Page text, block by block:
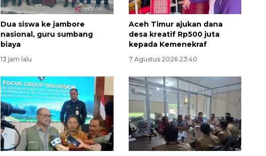
Dua siswa ke jambore
nasional, guru sumbang
biaya
13 jam lalu
Aceh Timur ajukan dana
desa kreatif Rp500 juta
kepada Kemenekraf
7 Agustus 2026 23:40